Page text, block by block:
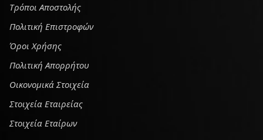
Tρόποι Αποστολής
Πολιτική Επιστροφών
Όροι Χρήσης
Πολιτική Απορρήτου
Οικονομικά Στοιχεία
Στοιχεία Εταιρείας
Στοιχεία Εταίρων